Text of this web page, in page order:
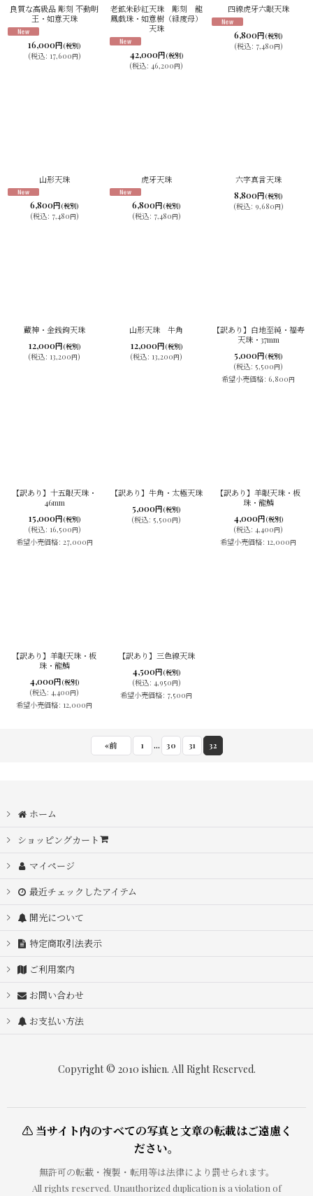
良質な高級品 彫刻 不動明
王・如意天珠
16,000円 (税別)
(税込: 17,600円)
老鉱朱砂紅天珠 彫刻 龍
鳳戯珠・如意樹（緑度母）
天珠
42,000円(税別)
(税込: 46,200円)
四線虎牙六眼天珠
6,800円 (税別)
(税込: 7,480円)
山形天珠
6,800円 (税別)
(税込: 7,480円)
虎牙天珠
6,800円 (税別)
(税込: 7,480円)
六字真言天珠
8,800円 (税別)
(税込: 9,680円)
蔵神・金銭鉤天珠
12,000円(税別)
(税込: 13,200円)
山形天珠 牛角
12,000円(税別)
(税込: 13,200円)
【訳あり】白地至純・福寿
天珠・37mm
5,000円 (税別)
(税込: 5,500円)
希望小売価格: 6,800円
【訳あり】十五眼天珠・
46mm
15,000円(税別)
(税込: 16,500円)
希望小売価格: 27,000円
【訳あり】牛角・太極天珠
5,000円 (税別)
(税込: 5,500円)
【訳あり】羊眼天珠・板
珠・龍鱗
4,000円(税別)
(税込: 4,400円)
希望小売価格: 12,000円
【訳あり】羊眼天珠・板
珠・龍鱗
4,000円(税別)
(税込: 4,400円)
希望小売価格: 12,000円
【訳あり】三色線天珠
4,500円(税別)
(税込: 4,950円)
希望小売価格: 7,500円
«前 1 ... 30 31 32
ホーム
ショッピングカート
マイページ
最近チェックしたアイテム
開光について
特定商取引法表示
ご利用案内
お問い合わせ
お支払い方法
Copyright © 2010 ishien. All Right Reserved.
⚠ 当サイト内のすべての写真と文章の転載はご遠慮く
ださい。
無許可の転載・複製・転用等は法律により罰せられます。
All rights reserved. Unauthorized duplication is a violation of